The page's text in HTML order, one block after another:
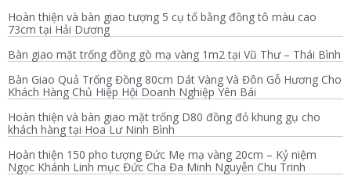
Hoàn thiện và bàn giao tượng 5 cụ tổ bằng đồng tô màu cao
73cm tại Hải Dương
Bàn giao mặt trống đồng gò mạ vàng 1m2 tại Vũ Thư – Thái Bình
Bàn Giao Quả Trống Đồng 80cm Dát Vàng Và Đôn Gỗ Hương Cho
Khách Hàng Chủ Hiệp Hội Doanh Nghiệp Yên Bái
Hoàn thiện và bàn giao mặt trống D80 đồng đỏ khung gụ cho
khách hàng tại Hoa Lư Ninh Bình
Hoàn thiện 150 pho tượng Đức Mẹ mạ vàng 20cm – Kỷ niệm
Ngọc Khánh Linh mục Đức Cha Đa Minh Nguyễn Chu Trinh